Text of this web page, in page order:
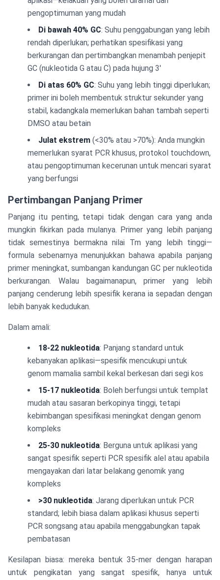
pengoptimuman yang mudah
Di bawah 40% GC: Suhu penggabungan yang lebih
rendah diperlukan; perhatikan spesifikasi yang
berkurangan dan pertimbangkan menambah penjepit
GC (nukleotida G atau C) pada hujung 3'
Di atas 60% GC: Suhu yang lebih tinggi diperlukan;
primer ini boleh membentuk struktur sekunder yang
stabil, kadangkala memerlukan bahan tambah seperti
DMSO atau betain
Julat ekstrem (<30% atau >70%): Anda mungkin
memerlukan syarat PCR khusus, protokol touchdown,
atau pengoptimuman kecerunan untuk mencari syarat
yang berfungsi
Pertimbangan Panjang Primer
Panjang itu penting, tetapi tidak dengan cara yang anda
mungkin fikirkan pada mulanya. Primer yang lebih panjang
tidak semestinya bermakna nilai Tm yang lebih tinggi—
formula sebenarnya menunjukkan bahawa apabila panjang
primer meningkat, sumbangan kandungan GC per nukleotida
berkurangan. Walau bagaimanapun, primer yang lebih
panjang cenderung lebih spesifik kerana ia sepadan dengan
lebih banyak kedudukan.
Dalam amali:
18-22 nukleotida: Panjang standard untuk
kebanyakan aplikasi—spesifik mencukupi untuk
genom mamalia sambil kekal berkesan dari segi kos
15-17 nukleotida: Boleh berfungsi untuk templat
mudah atau sasaran berkopinya tinggi, tetapi
kebimbangan spesifikasi meningkat dengan genom
kompleks
25-30 nukleotida: Berguna untuk aplikasi yang
sangat spesifik seperti PCR spesifik alel atau apabila
mengayakan dari latar belakang genomik yang
kompleks
>30 nukleotida: Jarang diperlukan untuk PCR
standard; lebih biasa dalam aplikasi khusus seperti
PCR songsang atau apabila menggabungkan tapak
pembatasan
Kesilapan biasa: mereka bentuk 35-mer dengan harapan
untuk pengikatan yang sangat spesifik, hanya untuk